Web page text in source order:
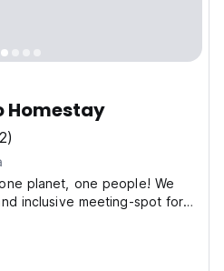
Homestay
planet, one people! We
inclusive meeting-spot for
people from all over the
ideas exchange and